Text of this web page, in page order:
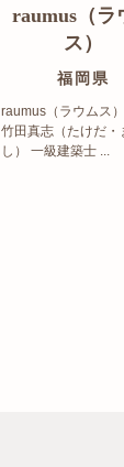
raumus（ラ
ス）
福岡県
raumus（ラウムス）
竹田真志（たけだ・
し） 一級建築士 ...